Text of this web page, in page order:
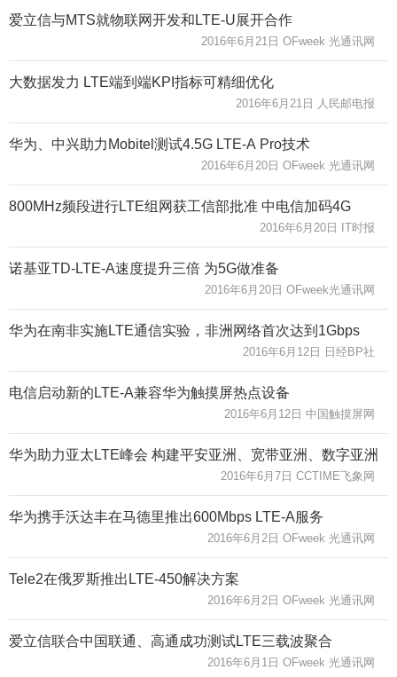
爱立信与MTS就物联网开发和LTE-U展开合作
2016年6月21日 OFweek 光通讯网
大数据发力 LTE端到端KPI指标可精细优化
2016年6月21日 人民邮电报
华为、中兴助力Mobitel测试4.5G LTE-A Pro技术
2016年6月20日 OFweek 光通讯网
800MHz频段进行LTE组网获工信部批准 中电信加码4G
2016年6月20日 IT时报
诺基亚TD-LTE-A速度提升三倍 为5G做准备
2016年6月20日 OFweek光通讯网
华为在南非实施LTE通信实验，非洲网络首次达到1Gbps
2016年6月12日 日经BP社
电信启动新的LTE-A兼容华为触摸屏热点设备
2016年6月12日 中国触摸屏网
华为助力亚太LTE峰会 构建平安亚洲、宽带亚洲、数字亚洲
2016年6月7日 CCTIME飞象网
华为携手沃达丰在马德里推出600Mbps LTE-A服务
2016年6月2日 OFweek 光通讯网
Tele2在俄罗斯推出LTE-450解决方案
2016年6月2日 OFweek 光通讯网
爱立信联合中国联通、高通成功测试LTE三载波聚合
2016年6月1日 OFweek 光通讯网